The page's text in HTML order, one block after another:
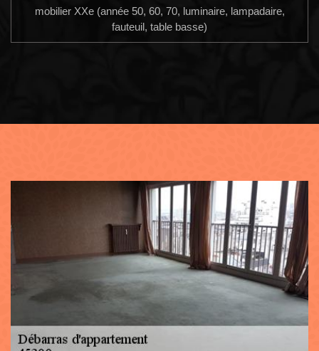
mobilier XXe (année 50, 60, 70, luminaire, lampadaire,
fauteuil, table basse)